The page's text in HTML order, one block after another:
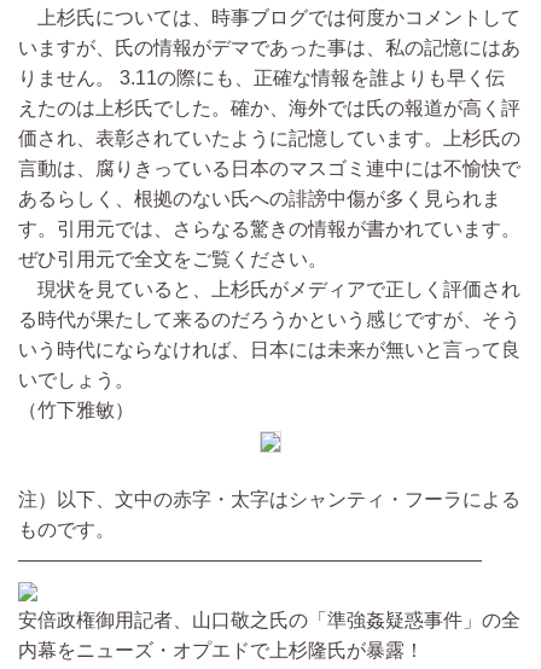
上杉氏については、時事ブログでは何度かコメントして
いますが、氏の情報がデマであった事は、私の記憶にはあ
りません。 3.11の際にも、正確な情報を誰よりも早く伝
えたのは上杉氏でした。確か、海外では氏の報道が高く評
価され、表彰されていたように記憶しています。上杉氏の
言動は、腐りきっている日本のマスゴミ連中には不愉快で
あるらしく、根拠のない氏への誹謗中傷が多く見られま
す。引用元では、さらなる驚きの情報が書かれています。
ぜひ引用元で全文をご覧ください。
現状を見ていると、上杉氏がメディアで正しく評価され
る時代が果たして来るのだろうかという感じですが、そう
いう時代にならなければ、日本には未来が無いと言って良
いでしょう。
（竹下雅敏）
注）以下、文中の赤字・太字はシャンティ・フーラによる
ものです。
————————————————————————
安倍政権御用記者、山口敬之氏の「準強姦疑惑事件」の全
内幕をニューズ・オプエドで上杉隆氏が暴露！